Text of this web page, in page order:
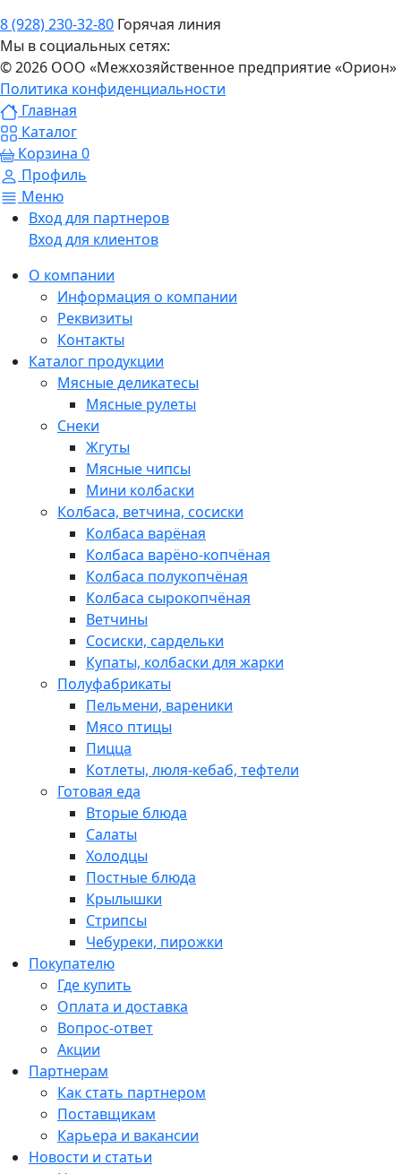
8 (928) 230-32-80 Горячая линия
Мы в социальных сетях:
© 2026 ООО «Межхозяйственное предприятие «Орион»
Политика конфиденциальности
Главная
Каталог
Корзина 0
Профиль
Меню
Вход для партнеров
Вход для клиентов
О компании
Информация о компании
Реквизиты
Контакты
Каталог продукции
Мясные деликатесы
Мясные рулеты
Снеки
Жгуты
Мясные чипсы
Мини колбаски
Колбаса, ветчина, сосиски
Колбаса варёная
Колбаса варёно-копчёная
Колбаса полукопчёная
Колбаса сырокопчёная
Ветчины
Сосиски, сардельки
Купаты, колбаски для жарки
Полуфабрикаты
Пельмени, вареники
Мясо птицы
Пицца
Котлеты, люля-кебаб, тефтели
Готовая еда
Вторые блюда
Салаты
Холодцы
Постные блюда
Крылышки
Стрипсы
Чебуреки, пирожки
Покупателю
Где купить
Оплата и доставка
Вопрос-ответ
Акции
Партнерам
Как стать партнером
Поставщикам
Карьера и вакансии
Новости и статьи